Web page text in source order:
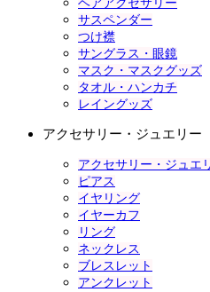
ヘアアクセサリー
サスペンダー
つけ襟
サングラス・眼鏡
マスク・マスクグッズ
タオル・ハンカチ
レイングッズ
アクセサリー・ジュエリー
アクセサリー・ジュエ
ピアス
イヤリング
イヤーカフ
リング
ネックレス
ブレスレット
アンクレット